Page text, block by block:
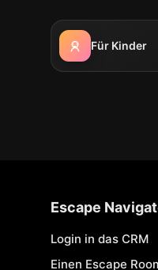
Für Kinder
Escape
Login in das CRM
Einen Escape